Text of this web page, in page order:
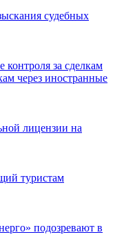
судебных
контроля за сделкам
через иностранные
лицензии на
туристам
подозревают в